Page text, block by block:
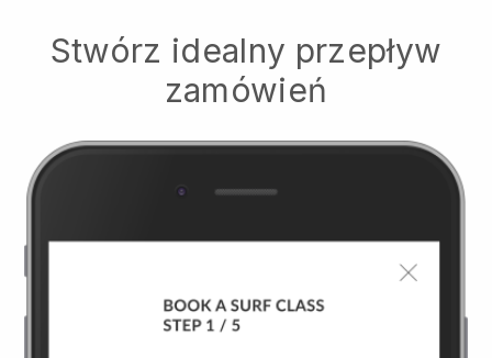
Stwórz idealny przepływ
zamówień